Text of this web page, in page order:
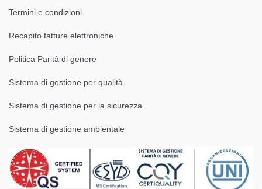
Termini e condizioni
Recapito fatture elettroniche
Politica Parità di genere
Sistema di gestione per qualità
Sistema di gestione per la sicurezza
Sistema di gestione ambientale